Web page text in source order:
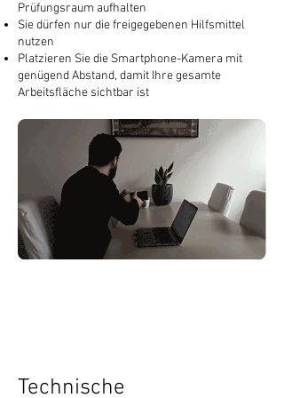
Prüfungsraum aufhalten
Sie dürfen nur die freigegebenen Hilfsmittel
nutzen​
Platzieren Sie die Smartphone-Kamera mit
genügend Abstand, damit Ihre gesamte
Arbeitsfläche sichtbar ist
Technische